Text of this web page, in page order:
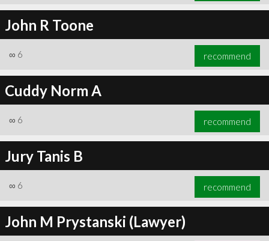
John R Toone
∞ 6 recommend
Cuddy Norm A
∞ 6 recommend
Jury Tanis B
∞ 6 recommend
John M Prystanski (Lawyer)